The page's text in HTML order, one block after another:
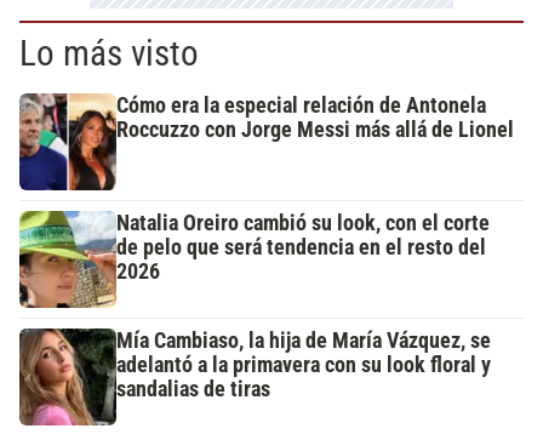
Lo más visto
Cómo era la especial relación de Antonela
Roccuzzo con Jorge Messi más allá de Lionel
Natalia Oreiro cambió su look, con el corte
de pelo que será tendencia en el resto del
2026
Mía Cambiaso, la hija de María Vázquez, se
adelantó a la primavera con su look floral y
sandalias de tiras